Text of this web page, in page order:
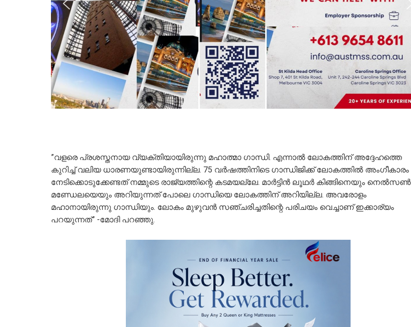
”വളരെ പ്രശസ്തനായ വ്യക്തിയായിരുന്നു മഹാത്മാ ഗാന്ധി. എന്നാല്‍ ലോകത്തിന് അദ്ദേഹത്തെ
കുറിച്ച് വലിയ ധാരണയുണ്ടായിരുന്നില്ല. 75 വർഷത്തിനിടെ ഗാന്ധിജിക്ക് ലോകത്തില്‍ അംഗീകാരം
നേടിക്കൊടുക്കേണ്ടത് നമ്മുടെ രാജ്യത്തിന്റെ കടമ​യല്ലേ. മാർട്ടിൻ ലൂഥർ കിങ്ങിനെയും നെൽസൺ
മണ്ഡേലയെയും അറിയുന്നത് പോലെ ഗാന്ധിയെ ലോകത്തിന് അറിയില്ല. അവരോളം
മഹാനായിരുന്നു ​ഗാന്ധിയും. ലോകം മുഴുവൻ സഞ്ചരിച്ചതിന്റെ പരിചയം വെച്ചാണ് ഇക്കാര്യം
പറയുന്നത്” -മോദി പറഞ്ഞു.